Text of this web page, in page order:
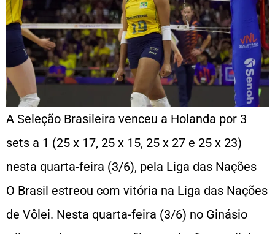
A Seleção Brasileira venceu a Holanda por 3
sets a 1 (25 x 17, 25 x 15, 25 x 27 e 25 x 23)
nesta quarta-feira (3/6), pela Liga das Nações
O Brasil estreou com vitória na Liga das Nações
de Vôlei. Nesta quarta-feira (3/6) no Ginásio